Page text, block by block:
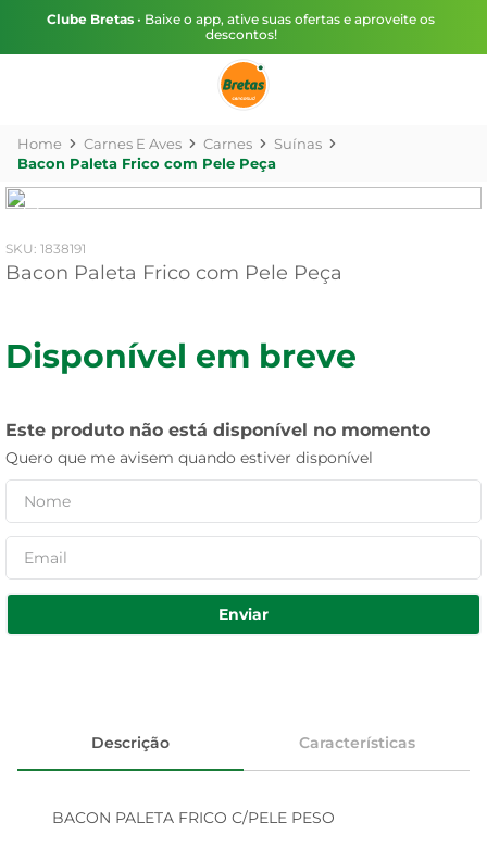
Clube Bretas • Baixe o app, ative suas ofertas e aproveite os
descontos!
Carnes E Aves Carnes
Suínas
Bacon Paleta Frico com Pele Peça
: 1838191
Bacon Paleta Frico com Pele Peça
Disponível em breve
Este produto não está disponível no momento
Quero que me avisem quando estiver disponível
Enviar
Descrição Características
BACON PALETA FRICO C/PELE PESO